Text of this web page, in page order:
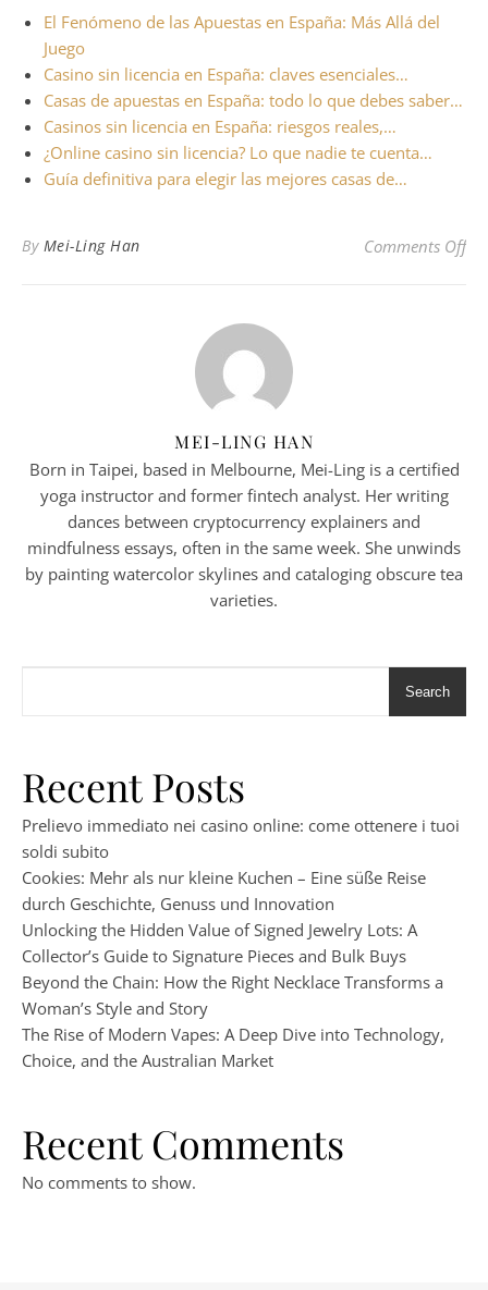
El Fenómeno de las Apuestas en España: Más Allá del
Juego
Casino sin licencia en España: claves esenciales…
Casas de apuestas en España: todo lo que debes saber…
Casinos sin licencia en España: riesgos reales,…
¿Online casino sin licencia? Lo que nadie te cuenta…
Guía definitiva para elegir las mejores casas de…
By Mei-Ling Han Comments Offon
MEI-LING HAN
Born in Taipei, based in Melbourne, Mei-Ling is a certified
yoga instructor and former fintech analyst. Her writing
dances between cryptocurrency explainers and
mindfulness essays, often in the same week. She unwinds
by painting watercolor skylines and cataloging obscure tea
varieties.
Search
Recent Posts
Prelievo immediato nei casino online: come ottenere i tuoi
soldi subito
Cookies: Mehr als nur kleine Kuchen – Eine süße Reise
durch Geschichte, Genuss und Innovation
Unlocking the Hidden Value of Signed Jewelry Lots: A
Collector’s Guide to Signature Pieces and Bulk Buys
Beyond the Chain: How the Right Necklace Transforms a
Woman’s Style and Story
The Rise of Modern Vapes: A Deep Dive into Technology,
Choice, and the Australian Market
Recent Comments
No comments to show.